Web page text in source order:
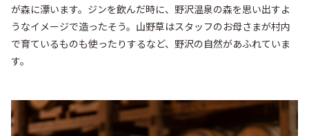
が森に漂います。ジンを飲んだ時に、野沢温泉の森を思い出すよ
うなイメージで造ったそう。山野草はスタッフのお母さまが村内
で育ているものも使ったりするなど、野沢の自然があふれていま
す。